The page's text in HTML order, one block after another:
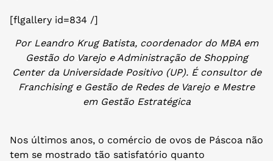
[flgallery id=834 /]
Por Leandro Krug Batista, coordenador do MBA em
Gestão do Varejo e Administração de Shopping
Center da Universidade Positivo (UP). É consultor de
Franchising e Gestão de Redes de Varejo e Mestre
em Gestão Estratégica
Nos últimos anos, o comércio de ovos de Páscoa não
tem se mostrado tão satisfatório quanto